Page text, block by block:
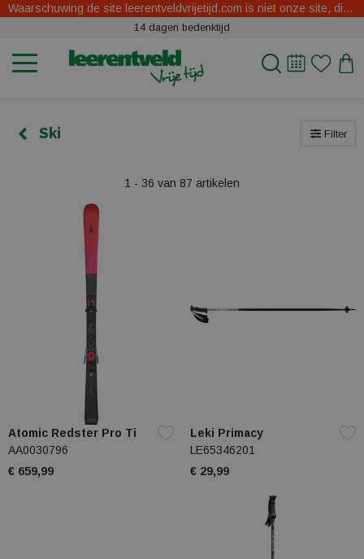
Waarschuwing de site leerentveldvrijetijd.com is niet onze site, dit zijn oplichters.
14 dagen bedenktijd
Ski Filter
1 - 36 van 87 artikelen
Atomic Redster Pro Ti
AA0030796
€ 659,99
Leki Primacy
LE65346201
€ 29,99